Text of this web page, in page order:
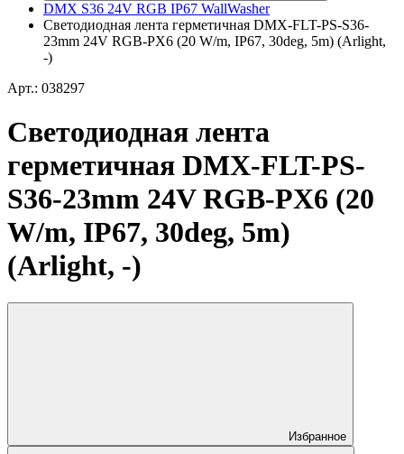
DMX S36 24V RGB IP67 WallWasher
Светодиодная лента герметичная DMX-FLT-PS-S36-
23mm 24V RGB-PX6 (20 W/m, IP67, 30deg, 5m) (Arlight,
-)
Арт.: 038297
Светодиодная лента
герметичная DMX-FLT-PS-
S36-23mm 24V RGB-PX6 (20
W/m, IP67, 30deg, 5m)
(Arlight, -)
Избранное